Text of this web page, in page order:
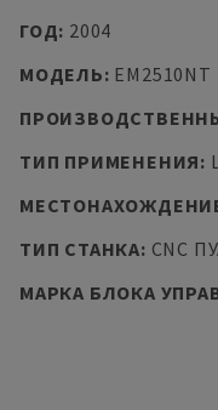
ГОД: 2004
МОДЕЛЬ: EM2510NT
ТИП ПРИМЕНЕНИЯ:
ТИП СТАНКА: CNC
МАРКА БЛОКА